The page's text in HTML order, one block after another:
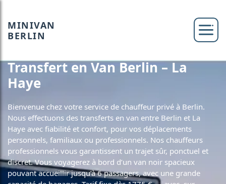
MINIVAN
BERLIN
Transfert en Van Berlin – La
Haye
Bienvenue chez votre service de chauffeur privé à Berlin.
Nous effectuons des transferts en van entre Berlin et La
Haye avec fiabilité et confort, pour vos déplacements
personnels, familiaux ou professionnels. Nos chauffeurs
professionnels vous garantissent un trajet sûr, ponctuel et
discret. Vous voyagerez à bord d’un van noir spacieux
pouvant accueillir jusqu’à 6 passagers, avec une grande